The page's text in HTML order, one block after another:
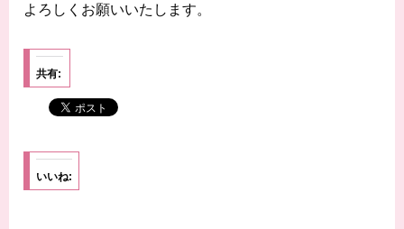
よろしくお願いいたします。
共有:
いいね: